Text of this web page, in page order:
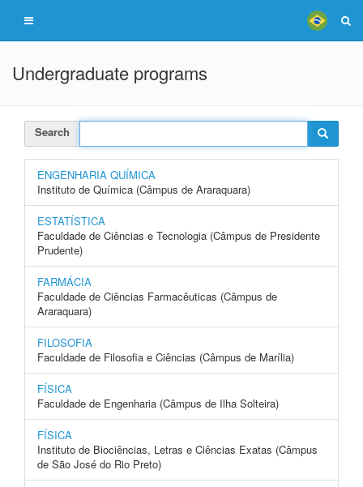
Undergraduate programs
Search
ENGENHARIA QUÍMICA
Instituto de Química (Câmpus de Araraquara)
ESTATÍSTICA
Faculdade de Ciências e Tecnologia (Câmpus de Presidente
Prudente)
FARMÁCIA
Faculdade de Ciências Farmacêuticas (Câmpus de
Araraquara)
FILOSOFIA
Faculdade de Filosofia e Ciências (Câmpus de Marília)
FÍSICA
Faculdade de Engenharia (Câmpus de Ilha Solteira)
FÍSICA
Instituto de Biociências, Letras e Ciências Exatas (Câmpus
de São José do Rio Preto)